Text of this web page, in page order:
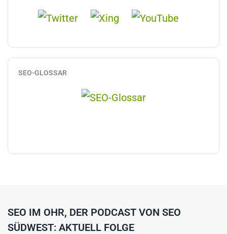
SEO-GLOSSAR
SEO IM OHR, DER PODCAST VON SEO
SÜDWEST: AKTUELL FOLGE